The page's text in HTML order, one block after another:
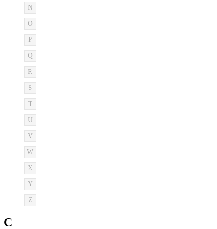
N
O
P
Q
R
S
T
U
V
W
X
Y
Z
C